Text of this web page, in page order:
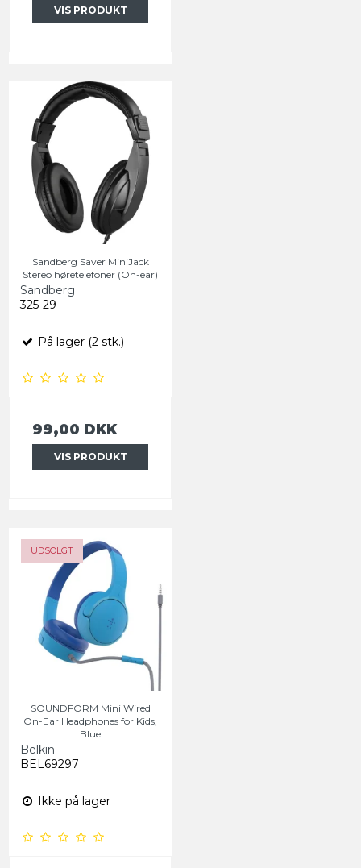
VIS PRODUKT
Sandberg Saver MiniJack
Stereo høretelefoner (On-ear)
Sandberg
325-29
På lager (2 stk.)
99,00 DKK
VIS PRODUKT
UDSOLGT
SOUNDFORM Mini Wired
On-Ear Headphones for Kids,
Blue
Belkin
BEL69297
Ikke på lager